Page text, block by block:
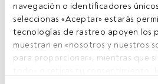
navegación o identificadores
seleccionas «Aceptar» estarás
tecnologías de rastreo apoyen los
muestran en «nosotros y nuestros
para proporcionar», mientras que si
11/06/2025
Un futuro
ABS